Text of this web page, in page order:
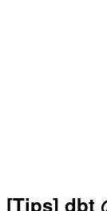
[Tips] dbt